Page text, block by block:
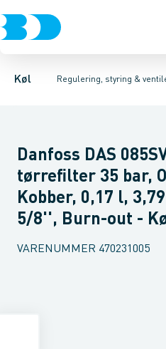
Køl Regulering, styring &
Kompressorer
Pressostater & termostater
FilterkernerTørrefiltre
Danfoss DAS
tørrefilter 35 bar,
Kobber, 0,17 l,
5/8'', Burn-out -
VARENUMMER 470231005